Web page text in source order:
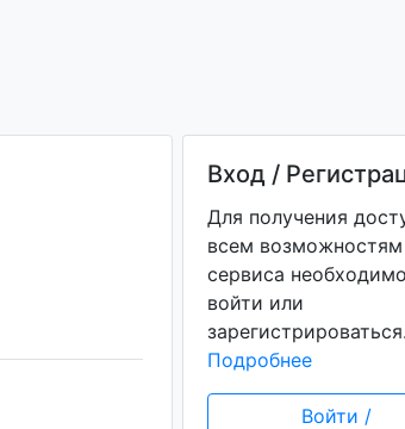
Вход /
Для получения
всем возможностям
сервиса
войти или
Подробнее
Войти /